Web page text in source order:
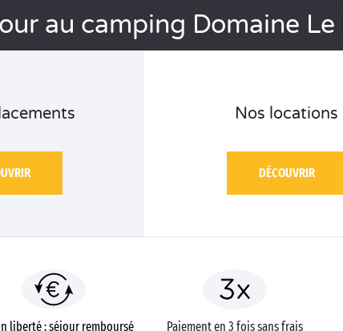
au camping Domaine
Nos locations
DÉCOUVRIR
liberté : séjour remboursé
Paiement en 3 fois sans frais